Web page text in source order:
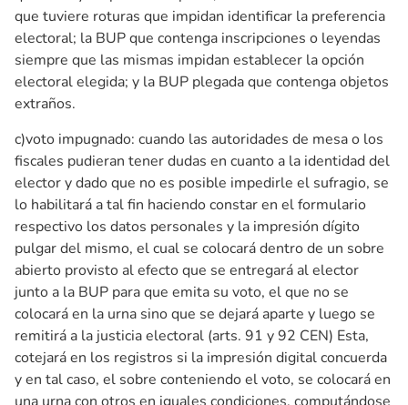
que tuviere roturas que impidan identificar la preferencia
electoral; la BUP que contenga inscripciones o leyendas
siempre que las mismas impidan establecer la opción
electoral elegida; y la BUP plegada que contenga objetos
extraños.
c)voto impugnado: cuando las autoridades de mesa o los
fiscales pudieran tener dudas en cuanto a la identidad del
elector y dado que no es posible impedirle el sufragio, se
lo habilitará a tal fin haciendo constar en el formulario
respectivo los datos personales y la impresión dígito
pulgar del mismo, el cual se colocará dentro de un sobre
abierto provisto al efecto que se entregará al elector
junto a la BUP para que emita su voto, el que no se
colocará en la urna sino que se dejará aparte y luego se
remitirá a la justicia electoral (arts. 91 y 92 CEN) Esta,
cotejará en los registros si la impresión digital concuerda
y en tal caso, el sobre conteniendo el voto, se colocará en